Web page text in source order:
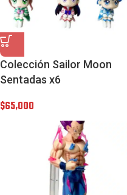
Colección Sailor Moon
Sentadas x6
$65,000